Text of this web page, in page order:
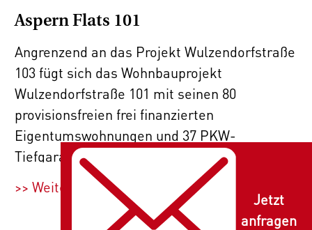
Aspern Flats 101
Angrenzend an das Projekt Wulzendorfstraße
103 fügt sich das Wohnbauprojekt
Wulzendorfstraße 101 mit seinen 80
provisionsfreien frei finanzierten
Eigentumswohnungen und 37 PKW-
Tiefgaragenstellplätzen perfekt in die
Umgebung ein. Die durchdachten
Raumaufteilungen der 2- und 3- Zimmer-
Wohnungen mit 34m² bis 87m², decken alle
>> Weiterlesen
Jetzt
anfragen